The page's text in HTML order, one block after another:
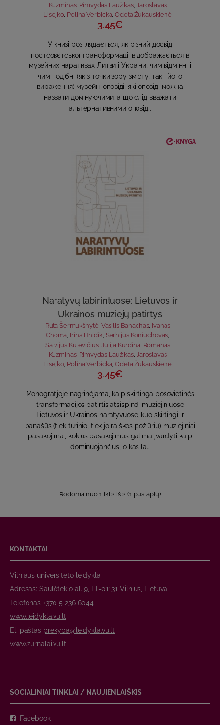
Kuzminas, Rimvydas Laužikas Jaroslavas
Lisejko, Polina Verbicka,Odeta Žukauskienė
3.45€
У книзі розглядається, як різний досвід
постсовєтської трансформації відображається в
музейних наративах Литви і України, чим відмінні і
чим подібні (як з точки зору змісту, так і його
вираження) музейні оповіді, які оповіді можна
назвати домінуючими, а що слід вважати
альтернативними оповід..
Naratyvų labirintuose: Lietuvos ir
Ukrainos muziejų patirtys
Rūta Šermukšnytė ,Vasilis Banachas, Ivanas
Choma, Irina Hnidik, Serhijus Koniuchovas,
Salvijus Kulevičius,Julija Kurdina, Romanas
Kuzminas, Rimvydas Laužikas
Jaroslavas
Lisejko, Polina Verbicka,Odeta Žukauskienė
3.45€
Monografijoje nagrinėjama, kaip skirtinga posovietinės
transformacijos patirtis atsispindi muziejiniuose
Lietuvos ir Ukrainos naratyvuose, kuo skirtingi ir
panašūs (tiek turinio, tiek jo raiškos požiūriu) muziejiniai
pasakojimai, kokius pasakojimus galima įvardyti kaip
dominuojančius, o kas la..
Rodoma nuo 1 iki 2 iš 2 (1 puslapių)
KONTAKTAI
Vilniaus universiteto leidykla
Adresas: Saulėtekio al. 9, LT-01131 Vilnius, Lietuva
Telefonas +370 5 236 6044
www.leidykla.vu.lt
El. paštas prekyba@leidykla.vu.lt
www.zurnalai.vu.lt
SOCIALINIAI TINKLAI / NAUJIENLAIŠKIS
Facebook